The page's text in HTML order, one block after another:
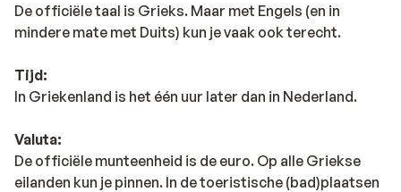
De officiële taal is Grieks. Maar met Engels (en in
mindere mate met Duits) kun je vaak ook terecht.
Tijd:
In Griekenland is het één uur later dan in Nederland.
Valuta:
De officiële munteenheid is de euro. Op alle Griekse
eilanden kun je pinnen. In de toeristische (bad)plaatsen